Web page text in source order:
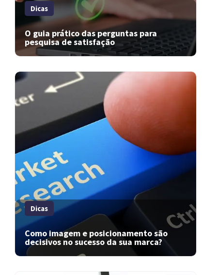
Dicas
O guia prático das perguntas para
pesquisa de satisfação
Dicas
Como imagem e posicionamento são
decisivos no sucesso da sua marca?